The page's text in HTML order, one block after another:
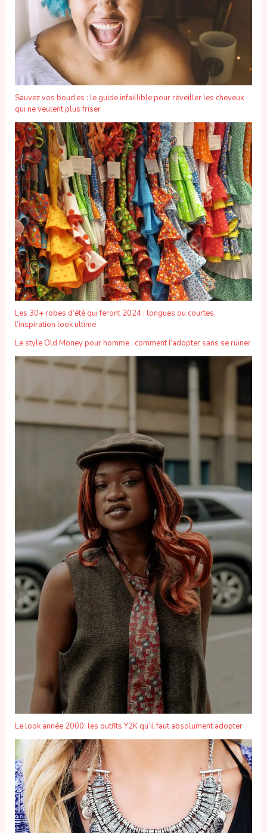
Sauvez vos boucles : le guide infaillible pour réveiller les cheveux
qui ne veulent plus friser
Les 30+ robes d’été qui feront 2024 : longues ou courtes,
l’inspiration look ultime
Le style Old Money pour homme : comment l’adopter sans se ruiner
Le look année 2000: les outfits Y2K qu’il faut absolument adopter